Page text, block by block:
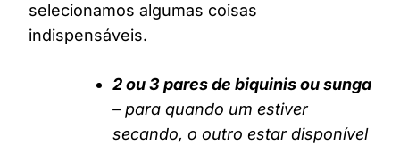
selecionamos algumas coisas
indispensáveis.
2 ou 3 pares de biquinis ou sunga
– para quando um estiver
secando, o outro estar disponível